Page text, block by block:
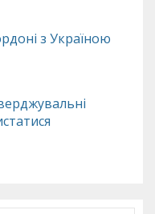
з Україною